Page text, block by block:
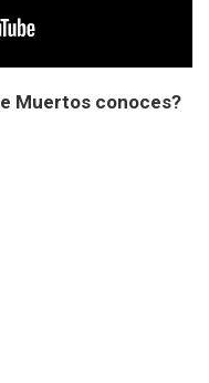
Muertos conoces?